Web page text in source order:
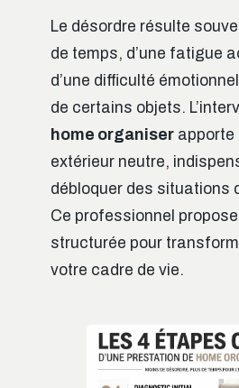
Le désordre résulte
de temps, d’une fatigue
d’une difficulté
de certains objets.
home organiser apporte
extérieur neutre,
débloquer des situations
Ce professionnel
structurée pour
votre cadre de vie.